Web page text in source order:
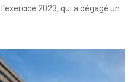
2023, qui a dégagé un